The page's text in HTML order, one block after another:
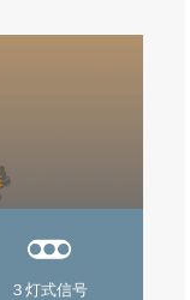
３灯式信号